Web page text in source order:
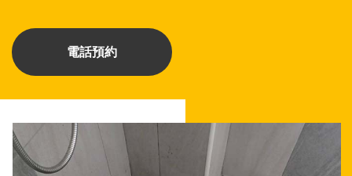
電話預約